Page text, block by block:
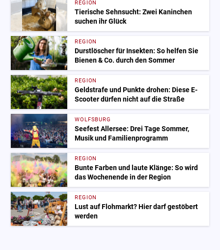
REGION
Tierische Sehnsucht: Zwei Kaninchen
suchen ihr Glück
REGION
Durstlöscher für Insekten: So helfen Sie
Bienen & Co. durch den Sommer
REGION
Geldstrafe und Punkte drohen: Diese E-
Scooter dürfen nicht auf die Straße
WOLFSBURG
Seefest Allersee: Drei Tage Sommer,
Musik und Familienprogramm
REGION
Bunte Farben und laute Klänge: So wird
das Wochenende in der Region
REGION
Lust auf Flohmarkt? Hier darf gestöbert
werden